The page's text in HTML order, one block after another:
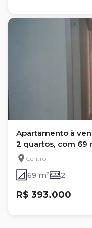
Apartamento à
2 quartos, com 69
Centro
69 m² 2
R$ 393.000